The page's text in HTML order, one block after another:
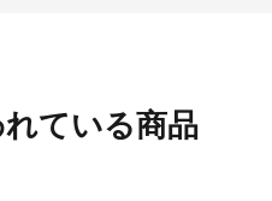
ている商品